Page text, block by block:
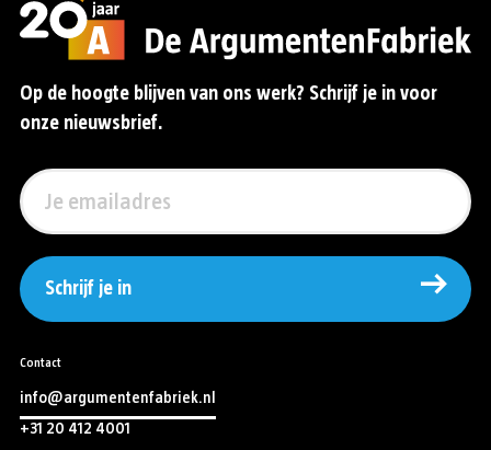
Op de hoogte blijven van ons werk? Schrijf je in voor
onze nieuwsbrief.
Schrijf je in
Contact
info@argumentenfabriek.nl
+31 20 412 4001